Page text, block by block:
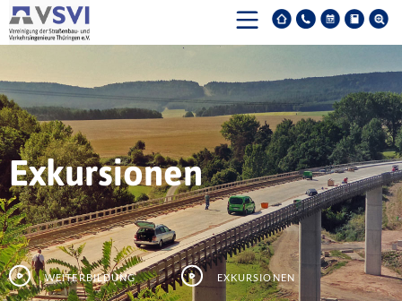
Exkursionen
Weiterbildung Exkursionen